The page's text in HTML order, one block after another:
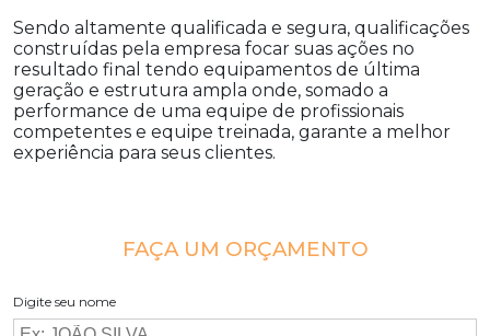
Sendo altamente qualificada e segura, qualificações
construídas pela empresa focar suas ações no
resultado final tendo equipamentos de última
geração e estrutura ampla onde, somado a
performance de uma equipe de profissionais
competentes e equipe treinada, garante a melhor
experiência para seus clientes.
FAÇA UM ORÇAMENTO
Digite seu nome